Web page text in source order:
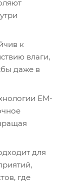
к
влаги,
даже в
EM-
для
где